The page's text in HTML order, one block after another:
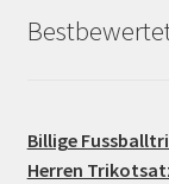
Billige
Herren